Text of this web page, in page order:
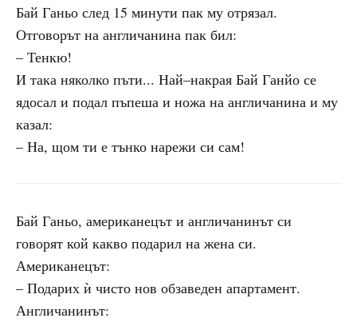
Бай Ганьо след 15 минути пак му отрязал.
Отговорът на англичанина пак бил:
– Тенкю!
И така няколко пъти... Най–накрая Бай Ганйо се
ядосал и подал пъпеша и ножа на англичанина и му
казал:
– На, щом ти е тънко нарежи си сам!
Бай Ганьо, американецът и англичанинът си
говорят кой какво подарил на жена си.
Американецът:
– Подарих ѝ чисто нов обзаведен апартамент.
Англичанинът: